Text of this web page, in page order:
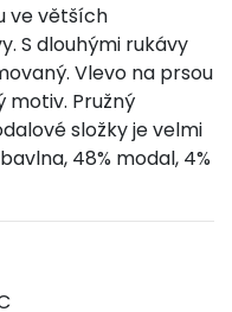
ve větších
S dlouhými rukávy
Vlevo na prsou
motiv. Pružný
složky je velmi
48% modal, 4%